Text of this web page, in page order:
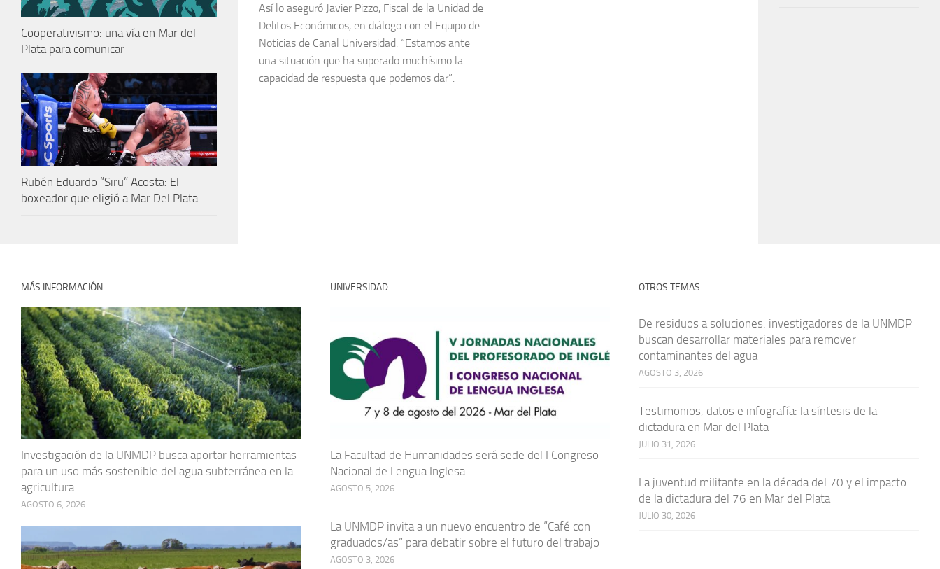
Así lo aseguró Javier Pizzo, Fiscal de la Unidad de
Delitos Económicos, en diálogo con el Equipo de
Noticias de Canal Universidad: “Estamos ante
una situación que ha superado muchísimo la
capacidad de respuesta que podemos dar”.
Cooperativismo: una vía en Mar del
Plata para comunicar
Rubén Eduardo “Siru” Acosta: El
boxeador que eligió a Mar Del Plata
MÁS INFORMACIÓN
Investigación de la UNMDP busca aportar herramientas
para un uso más sostenible del agua subterránea en la
agricultura
AGOSTO 6, 2026
UNIVERSIDAD
La Facultad de Humanidades será sede del I Congreso
Nacional de Lengua Inglesa
AGOSTO 5, 2026
La UNMDP invita a un nuevo encuentro de “Café con
graduados/as” para debatir sobre el futuro del trabajo
AGOSTO 3, 2026
OTROS TEMAS
De residuos a soluciones: investigadores de la UNMDP
buscan desarrollar materiales para remover
contaminantes del agua
AGOSTO 3, 2026
Testimonios, datos e infografía: la síntesis de la
dictadura en Mar del Plata
JULIO 31, 2026
La juventud militante en la década del 70 y el impacto
de la dictadura del 76 en Mar del Plata
JULIO 30, 2026